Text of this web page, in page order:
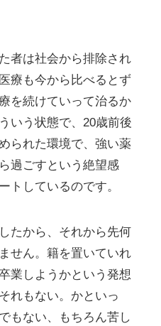
者は社会から排除され
療も今から比べるとず
を続けていって治るか
いう状態で、20歳前後
られた環境で、強い薬
過ごすという絶望感
しているのです。
たから、それから先何
せん。籍を置いていれ
業しようかという発想
れもない。かといっ
もない、もちろん苦し